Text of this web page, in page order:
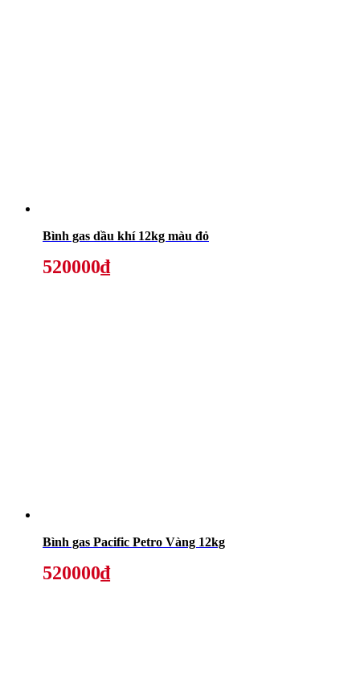
Bình gas dầu khí 12kg màu đỏ
520000₫
Bình gas Pacific Petro Vàng 12kg
520000₫